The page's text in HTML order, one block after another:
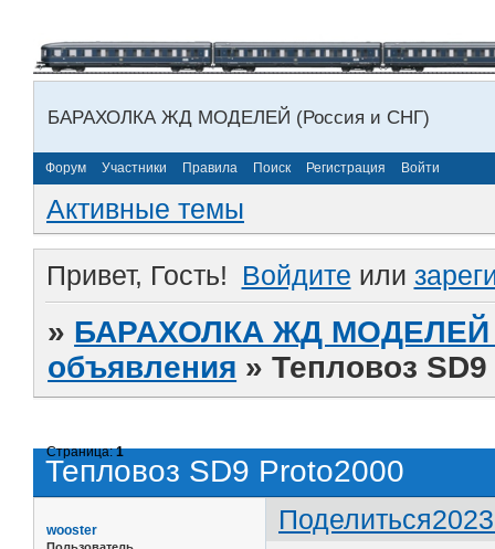
БАРАХОЛКА ЖД МОДЕЛЕЙ (Россия и СНГ)
Форум Участники Правила Поиск Регистрация Войти
Активные темы
Привет, Гость! Войдите или
» БАРАХОЛКА ЖД МОДЕЛЕЙ
объявления »Тепловоз
Тепловоз SD9 Proto2000
Страница:1
Поделиться
wooster